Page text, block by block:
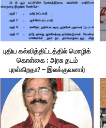
புதிய கல்வித்திட்டத்தில் மொழிக்
கொள்கை : அரசு தடம்
புரள்கிறதா? – இலக்குவனார்
திருவள்ளுவன்